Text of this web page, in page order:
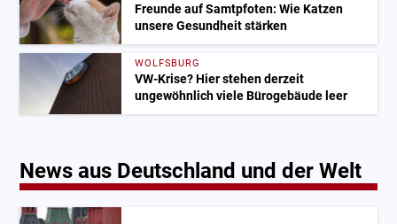
Freunde auf Samtpfoten: Wie Katzen
unsere Gesundheit stärken
WOLFSBURG
VW-Krise? Hier stehen derzeit
ungewöhnlich viele Bürogebäude leer
News aus Deutschland und der Welt